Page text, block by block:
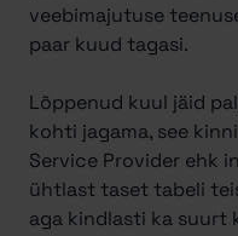
veebimajutuse
paar kuud tagasi.
Lõppenud kuul jäid
kohti jagama, see
Service Provider ehk
ühtlast taset tabeli
aga kindlasti ka suurt